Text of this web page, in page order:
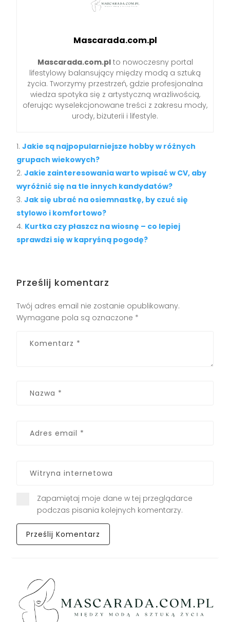
Mascarada.com.pl
Mascarada.com.plto nowoczesny portal
lifestylowy balansujący między modą a sztuką
życia. Tworzymy przestrzeń, gdzie profesjonalna
wiedza spotyka się z artystyczną wrażliwością,
oferując wyselekcjonowane treści z zakresu mody,
urody, biżuterii i lifestyle.
Jakie są najpopularniejsze hobby w różnych
grupach wiekowych?
Jakie zainteresowania warto wpisać w CV, aby
wyróżnić się na tle innych kandydatów?
Jak się ubrać na osiemnastkę, by czuć się
stylowo i komfortowo?
Kurtka czy płaszcz na wiosnę – co lepiej
sprawdzi się w kapryśną pogodę?
Prześlij komentarz
Twój adres email nie zostanie opublikowany.
Wymagane pola są oznaczone *
Zapamiętaj moje dane w tej przeglądarce
podczas pisania kolejnych komentarzy.